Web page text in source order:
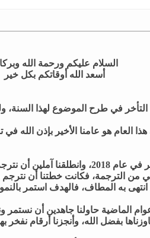
السلام عليكم ورحمة الله
أسعد الله أوقاتكم بكل خير
في طرح الموضوع لهذا السنة،
العام هو عامنا الأخير بإذن الله
التي غفل عنها الكثير
من الترجمة، فكانت خطتنا أن نترجم
به المطاف، فالهدف استمر بالنمو
الماضية حاولنا جاهدين أن نستمر
بفضل الله، وأنجزنا أرقام نفخر